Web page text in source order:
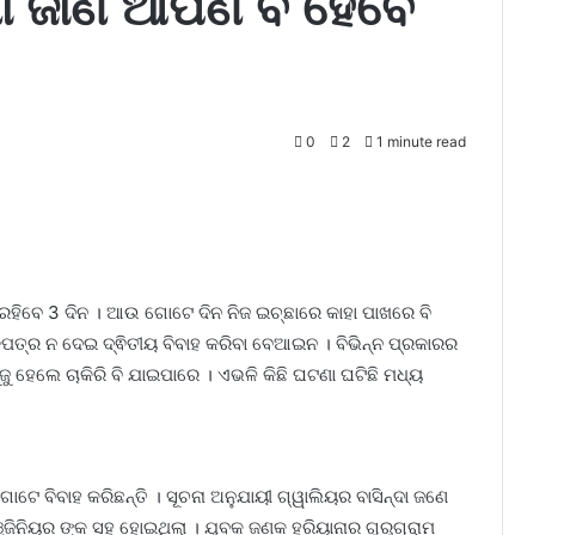
0 2 1 minute read
3 ଦିନ । ଆଉ ଗୋଟେ ଦିନ ନିଜ ଇଚ୍ଛାରେ କାହା ପାଖରେ ବି
ନ ଦେଇ ଦ୍ଵିତୀୟ ବିବାହ କରିବା ବେଆଇନ । ବିଭିନ୍ନ ପ୍ରକାରର
ହେଲେ ଚାକିରି ବି ଯାଇପାରେ । ଏଭଳି କିଛି ଘଟଣା ଘଟିଛି ମଧ୍ୟ
ବିବାହ କରିଛନ୍ତି । ସୂଚନା ଅନୁଯାୟୀ ଗ୍ୱାଲିୟର ବାସିନ୍ଦା ଜଣେ
ଙ୍କ ସହ ହୋଇଥିଲା । ଯୁବକ ଜଣକ ହରିୟାନାର ଗୁରୁଗ୍ରାମ